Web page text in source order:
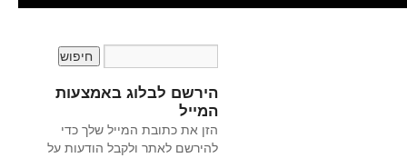
הירשם לבלוג באמצעות
המייל
הזן את כתובת המייל שלך כדי
להירשם לאתר ולקבל הודעות על